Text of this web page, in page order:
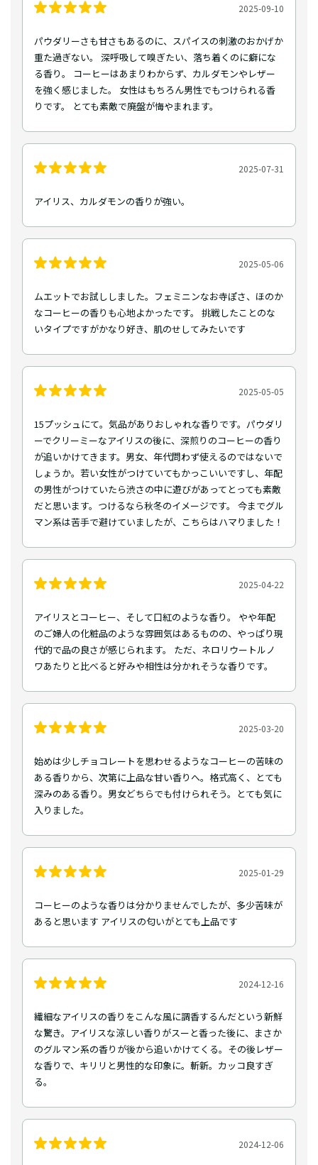
2025-09-10
パウダリーさも甘さもあるのに、スパイスの刺激のおかげか
重た過ぎない。 深呼吸して嗅ぎたい、落ち着くのに癖にな
る香り。 コーヒーはあまりわからず、カルダモンやレザー
を強く感じました。 女性はもちろん男性でもつけられる香
りです。 とても素敵で廃盤が悔やまれます。
2025-07-31
アイリス、カルダモンの香りが強い。
2025-05-06
ムエットでお試ししました。フェミニンなお寺ぽさ、ほのか
なコーヒーの香りも心地よかったです。 挑戦したことのな
いタイプですがかなり好き、肌のせしてみたいです
2025-05-05
15プッシュにて。気品がありおしゃれな香りです。パウダリ
ーでクリーミーなアイリスの後に、深煎りのコーヒーの香り
が追いかけてきます。男女、年代問わず使えるのではないで
しょうか。若い女性がつけていてもかっこいいですし、年配
の男性がつけていたら渋さの中に遊びがあってとっても素敵
だと思います。つけるなら秋冬のイメージです。 今までグル
マン系は苦手で避けていましたが、こちらはハマりました！
2025-04-22
アイリスとコーヒー、そして口紅のような香り。 やや年配
のご婦人の化粧品のような雰囲気はあるものの、やっぱり現
代的で品の良さが感じられます。 ただ、ネロリウートルノ
ワあたりと比べると好みや相性は分かれそうな香りです。
2025-03-20
始めは少しチョコレートを思わせるようなコーヒーの苦味の
ある香りから、次第に上品な甘い香りへ。格式高く、とても
深みのある香り。男女どちらでも付けられそう。とても気に
入りました。
2025-01-29
コーヒーのような香りは分かりませんでしたが、多少苦味が
あると思います アイリスの匂いがとても上品です
2024-12-16
繊細なアイリスの香りをこんな風に調香するんだという新鮮
な驚き。アイリスな涼しい香りがスーと香った後に、まさか
のグルマン系の香りが後から追いかけてくる。その後レザー
な香りで、キリリと男性的な印象に。斬新。カッコ良すぎ
る。
2024-12-06